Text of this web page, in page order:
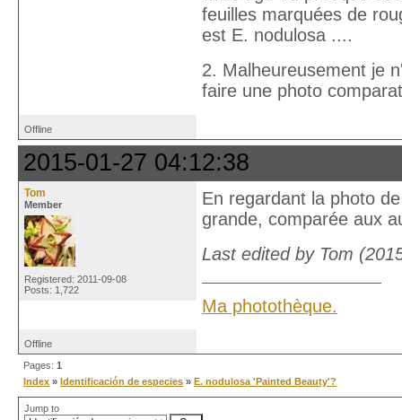
feuilles marquées de
est E. nodulosa ....
2. Malheureusement je
faire une photo
Offline
2015-01-27 04:12:38
Tom
Member
Registered: 2011-09-08
Posts: 1,722
En regardant la photo
grande, comparée aux
Last edited by Tom
Ma photothèque.
Offline
Pages: 1
Index » Identificación de especies » E. nodulosa 'Painted Beauty'?
Jump to